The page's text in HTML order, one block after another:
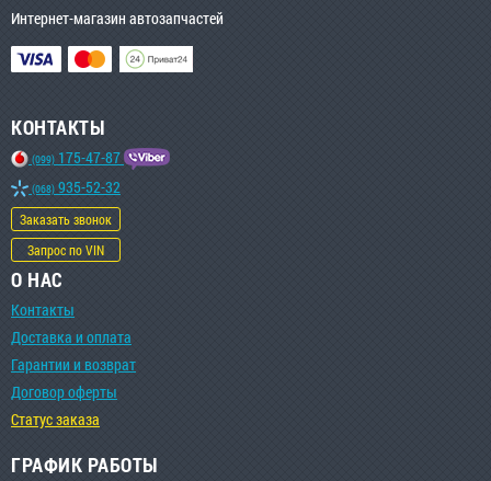
Интернет-магазин автозапчастей
КОНТАКТЫ
(099) 175-47-87
(068) 935-52-32
Заказать звонок
Запрос по VIN
О НАС
Контакты
Доставка и оплата
Гарантии и возврат
Договор оферты
Статус заказа
ГРАФИК РАБОТЫ